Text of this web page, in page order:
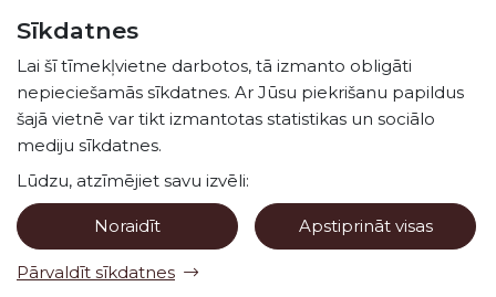
Sīkdatnes
Lai šī tīmekļvietne darbotos, tā izmanto obligāti
nepieciešamās sīkdatnes. Ar Jūsu piekrišanu papildus
šajā vietnē var tikt izmantotas statistikas un sociālo
mediju sīkdatnes.
Lūdzu, atzīmējiet savu izvēli:
Noraidīt Apstiprināt visas
Pārvaldīt sīkdatnes